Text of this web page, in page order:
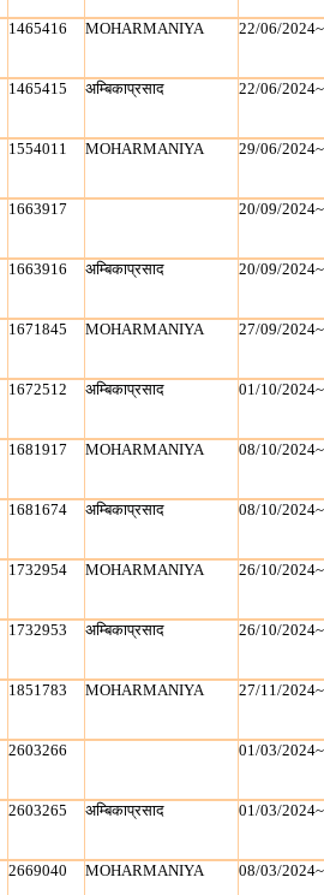
1465416 MOHARMANIYA 22/06/
1465415 अम्बिकाप्रसाद 22/06/
1554011 MOHARMANIYA 29/06/
1663917 20/09/
1663916 अम्बिकाप्रसाद 20/09/
1671845 MOHARMANIYA 27/09/
1672512 अम्बिकाप्रसाद 01/10/
1681917 MOHARMANIYA 08/10/
1681674 अम्बिकाप्रसाद 08/10/
1732954 MOHARMANIYA 26/10/
1732953 अम्बिकाप्रसाद 26/10/
1851783 MOHARMANIYA 27/11/
2603266 01/03/
2603265 अम्बिकाप्रसाद 01/03/
2669040 MOHARMANIYA 08/03/